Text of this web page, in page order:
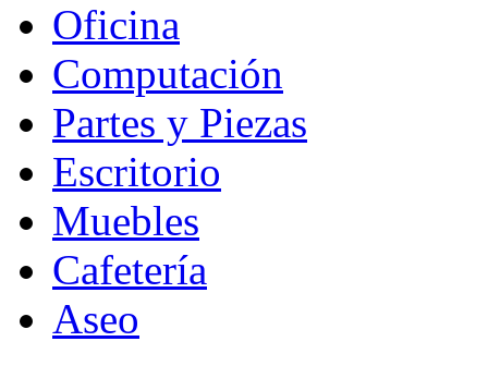
Oficina
Computación
Partes y Piezas
Escritorio
Muebles
Cafetería
Aseo